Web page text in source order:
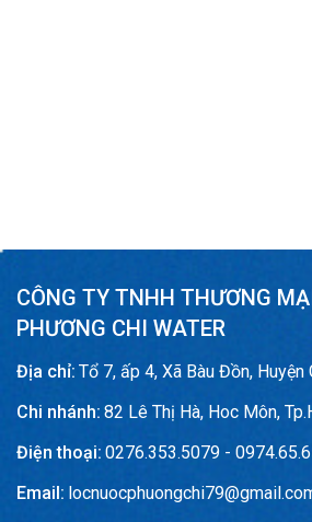
CÔNG TY TNHH THƯƠNG
PHƯƠNG CHI WATER
Địa chỉ: Tổ 7, ấp 4, Xã Bàu Đồn, Huyện
Chi nhánh: 82 Lê Thị Hà, Hoc Môn,
Điện thoại: 0276.353.5079 -
Email: